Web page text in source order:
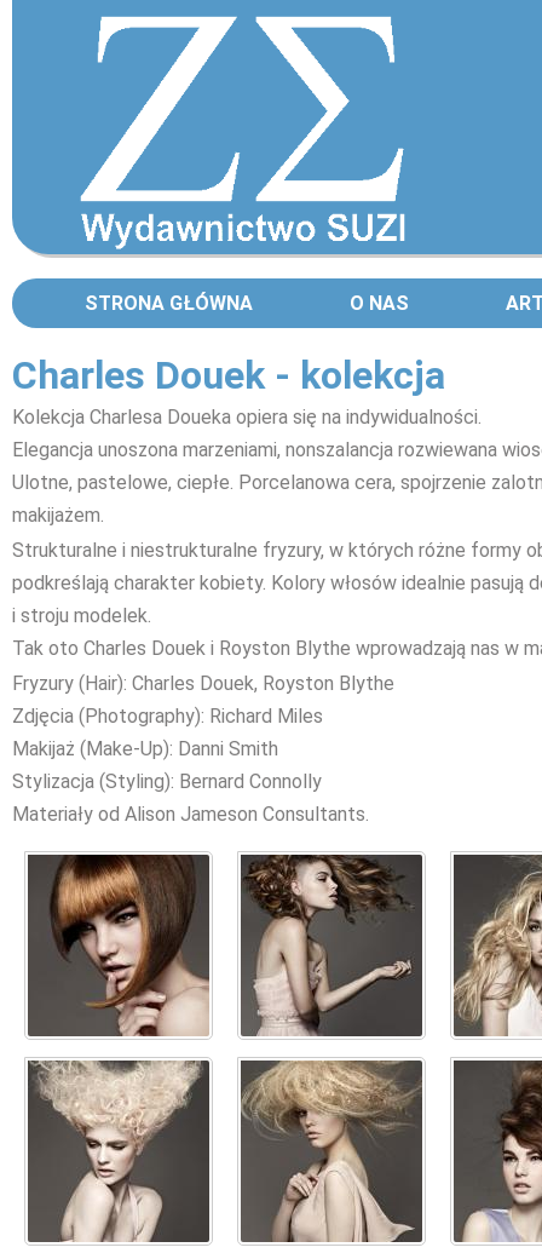
STRONA GŁÓWNA O NAS
Charles Douek - kolekcja
Kolekcja Charlesa Doueka opiera się na indywidualności.
Elegancja unoszona marzeniami, nonszalancja rozwiewana
Ulotne, pastelowe, ciepłe. Porcelanowa cera, spojrzenie
makijażem.
Strukturalne i niestrukturalne fryzury, w których różne formy
podkreślają charakter kobiety. Kolory włosów idealnie pasują
i stroju modelek.
Tak oto Charles Douek i Royston Blythe wprowadzają nas w
Fryzury (Hair): Charles Douek, Royston Blythe
Zdjęcia (Photography): Richard Miles
Makijaż (Make-Up): Danni Smith
Stylizacja (Styling): Bernard Connolly
Materiały od Alison Jameson Consultants.